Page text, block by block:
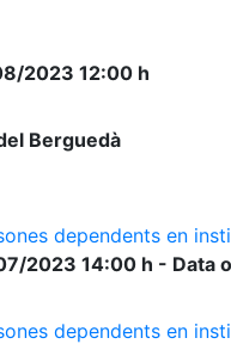
2023 12:00 h
Berguedà
dependents en
2023 14:00 h - Data
dependents en